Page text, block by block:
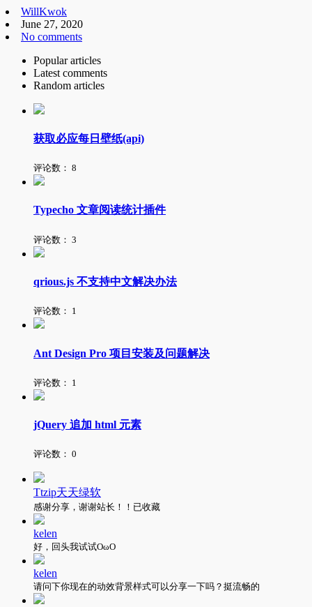
WillKwok
June 27, 2020
No comments
Popular articles
Latest comments
Random articles
获取必应每日壁纸(api)
评论数： 8
Typecho 文章阅读统计插件
评论数： 3
qrious.js 不支持中文解决办法
评论数： 1
Ant Design Pro 项目安装及问题解决
评论数： 1
jQuery 追加 html 元素
评论数： 0
Ttzip天天绿软
感谢分享，谢谢站长！！已收藏
kelen
好，回头我试试OωO
kelen
请问下你现在的动效背景样式可以分享一下吗？挺流畅的